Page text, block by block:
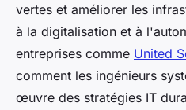
vertes et améliorer les
à la digitalisation et à
entreprises comme United
comment les ingénieurs
œuvre des stratégies IT